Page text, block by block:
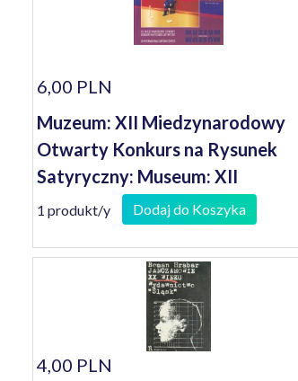
6,00 PLN
Muzeum: XII Miedzynarodowy
Otwarty Konkurs na Rysunek
Satyryczny: Museum: XII
International Cartoon Contest
1 produkt/y Dodaj do Koszyka
4,00 PLN